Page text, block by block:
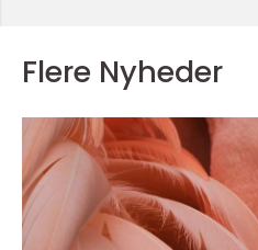
Flere Nyheder